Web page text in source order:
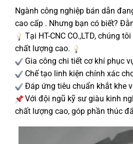
Ngành công nghiệp bán dẫn
cao cấp . Nhưng bạn có biết?
Tại HT-CNC CO.,LTD, chúng
chất lượng cao.
Gia công chi tiết cơ khí phục
Chế tạo linh kiện chính xác
Đáp ứng tiêu chuẩn khắt khe
Với đội ngũ kỹ sư giàu kinh
chất lượng cao, góp phần thúc